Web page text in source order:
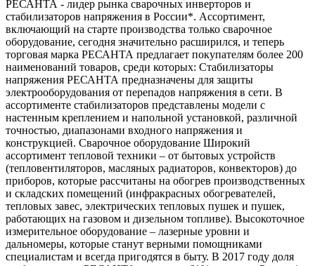
РЕСАНТА - лидер рынка сварочных инверторов и
стабилизаторов напряжения в России*. Ассортимент,
включающий на старте производства только сварочное
оборудование, сегодня значительно расширился, и теперь
торговая марка РЕСАНТА предлагает покупателям более 200
наименований товаров, среди которых: Стабилизаторы
напряжения РЕСАНТА предназначены для защиты
электрооборудования от перепадов напряжения в сети. В
ассортименте стабилизаторов представлены модели с
настенным креплением и напольной установкой, различной
точностью, диапазонами входного напряжения и
конструкцией. Сварочное оборудование Широкий
ассортимент тепловой техники – от бытовых устройств
(тепловентиляторов, масляных радиаторов, конвекторов) до
приборов, которые рассчитаны на обогрев производственных
и складских помещений (инфракрасных обогревателей,
тепловых завес, электрических тепловых пушек и пушек,
работающих на газовом и дизельном топливе). Высокоточное
измерительное оборудование – лазерные уровни и
дальномеры, которые станут верными помощниками
специалистам и всегда пригодятся в быту. В 2017 году доля